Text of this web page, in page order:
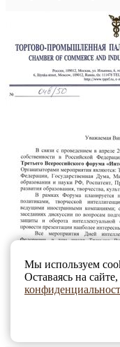
Мы используем
Оставаясь на